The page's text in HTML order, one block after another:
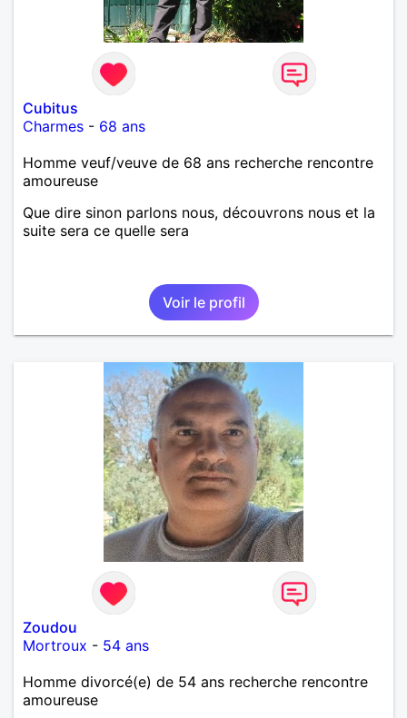
Cubitus
Charmes - 68 ans
Homme veuf/veuve de 68 ans recherche rencontre
amoureuse
Que dire sinon parlons nous, découvrons nous et la
suite sera ce quelle sera
Voir le profil
Zoudou
Mortroux - 54 ans
Homme divorcé(e) de 54 ans recherche rencontre
amoureuse